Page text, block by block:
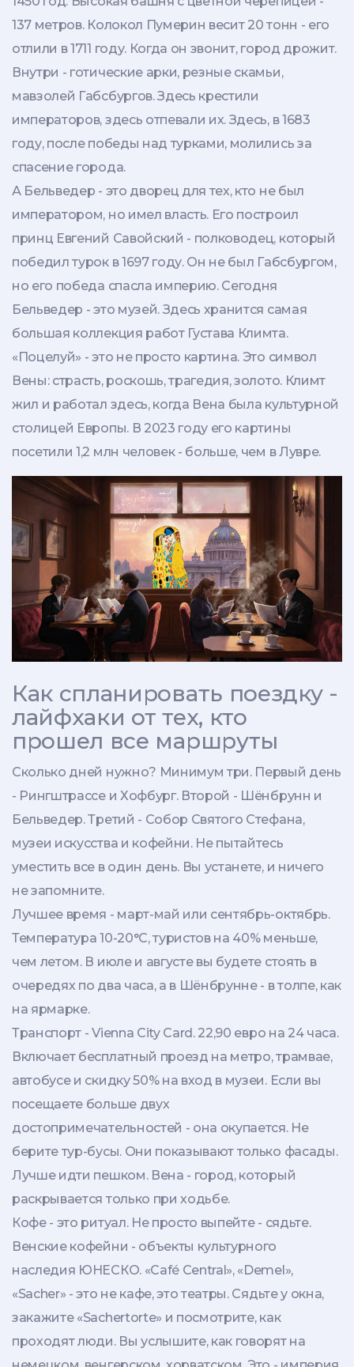
137 метров. Колокол Пумерин весит 20 тонн - его
отлили в 1711 году. Когда он звонит, город дрожит.
Внутри - готические арки, резные скамьи,
мавзолей Габсбургов. Здесь крестили
императоров, здесь отпевали их. Здесь, в 1683
году, после победы над турками, молились за
спасение города.
А Бельведер - это дворец для тех, кто не был
императором, но имел власть. Его построил
принц Евгений Савойский - полководец, который
победил турок в 1697 году. Он не был Габсбургом,
но его победа спасла империю. Сегодня
Бельведер - это музей. Здесь хранится самая
большая коллекция работ Густава Климта.
«Поцелуй» - это не просто картина. Это символ
Вены: страсть, роскошь, трагедия, золото. Климт
жил и работал здесь, когда Вена была культурной
столицей Европы. В 2023 году его картины
посетили 1,2 млн человек - больше, чем в Лувре.
Как спланировать поездку -
лайфхаки от тех, кто
прошел все маршруты
Сколько дней нужно? Минимум три. Первый день
- Рингштрассе и Хофбург. Второй - Шёнбрунн и
Бельведер. Третий - Собор Святого Стефана,
музеи искусства и кофейни. Не пытайтесь
уместить все в один день. Вы устанете, и ничего
не запомните.
Лучшее время - март-май или сентябрь-октябрь.
Температура 10-20°C, туристов на 40% меньше,
чем летом. В июле и августе вы будете стоять в
очередях по два часа, а в Шёнбрунне - в толпе, как
на ярмарке.
Транспорт - Vienna City Card. 22,90 евро на 24 часа.
Включает бесплатный проезд на метро, трамвае,
автобусе и скидку 50% на вход в музеи. Если вы
посещаете больше двух
достопримечательностей - она окупается. Не
берите тур-бусы. Они показывают только фасады.
Лучше идти пешком. Вена - город, который
раскрывается только при ходьбе.
Кофе - это ритуал. Не просто выпейте - сядьте.
Венские кофейни - объекты культурного
наследия ЮНЕСКО. «Café Central», «Demel»,
«Sacher» - это не кафе, это театры. Сядьте у окна,
закажите «Sachertorte» и посмотрите, как
проходят люди. Вы услышите, как говорят на